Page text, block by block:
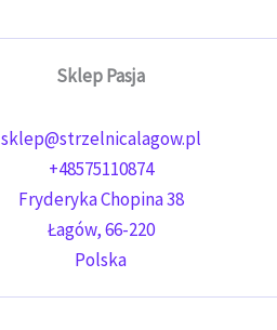
Sklep Pasja
sklep@strzelnicalagow.pl
+48575110874
Fryderyka Chopina 38
Łagów,66-220
Polska